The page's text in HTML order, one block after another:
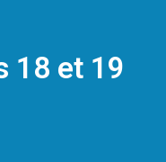
18 et 19